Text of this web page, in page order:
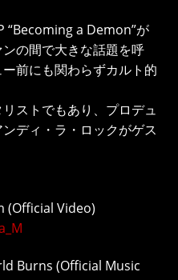
“Becoming a Demon”が
の間で大きな話題を呼
前にも関わらずカルト的
ストでもあり、プロデュ
ディ・ラ・ロックがゲス
(Official Video)
Burns (Official Music